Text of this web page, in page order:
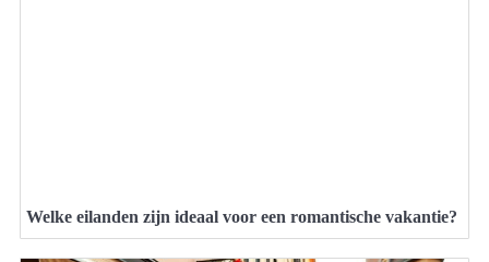
Welke eilanden zijn ideaal voor een romantische vakantie?